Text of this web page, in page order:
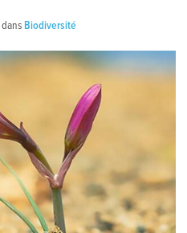
dans Biodiversité